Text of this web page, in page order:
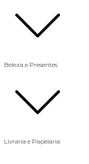
Beleza e Presentes
Livraria e Papelaria